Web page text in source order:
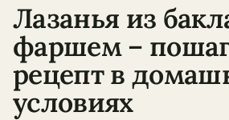
Лазанья из
фаршем –
рецепт в
условиях